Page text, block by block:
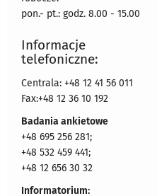
pon.- pt.: godz. 8.00 - 15.00
Informacje
telefoniczne:
Centrala: +48 12 41 56 011
Fax:+48 12 36 10 192
Badania ankietowe
+48 695 256 281;
+48 532 459 441;
+48 12 656 30 32
Informatorium: